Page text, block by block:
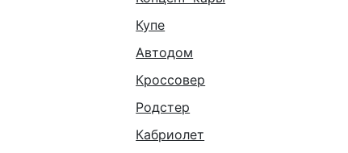
Купе
Автодом
Кроссовер
Родстер
Кабриолет